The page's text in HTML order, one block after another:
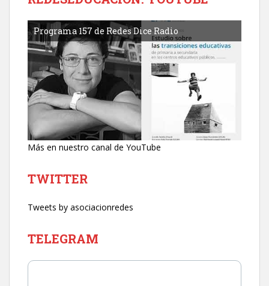
Programa 157 de Redes Dice Radio
Más en nuestro canal de YouTube
TWITTER
Tweets by asociacionredes
TELEGRAM